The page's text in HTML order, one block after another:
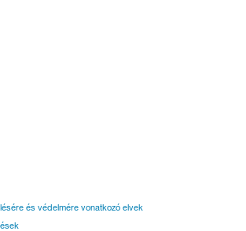
és védelmére vonatkozó elvek